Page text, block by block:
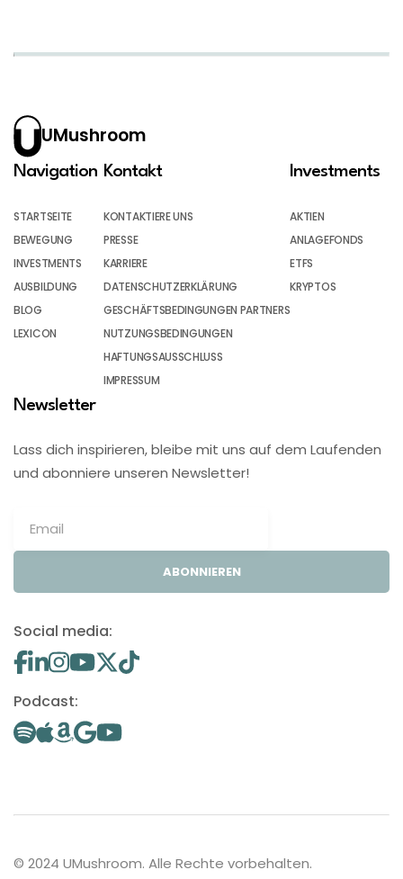
UMushroom
Navigation
STARTSEITE
BEWEGUNG
INVESTMENTS
AUSBILDUNG
BLOG
LEXICON
Kontakt
KONTAKTIERE UNS
PRESSE
KARRIERE
DATENSCHUTZERKLÄRUNG
GESCHÄFTSBEDINGUNGEN PARTNERS
NUTZUNGSBEDINGUNGEN
HAFTUNGSAUSSCHLUSS
IMPRESSUM
Investments
AKTIEN
ANLAGEFONDS
ETFS
KRYPTOS
Newsletter
Lass dich inspirieren, bleibe mit uns auf dem Laufenden
und abonniere unseren Newsletter!
ABONNIEREN
Social media:
Podcast:
© 2024 UMushroom. Alle Rechte vorbehalten.